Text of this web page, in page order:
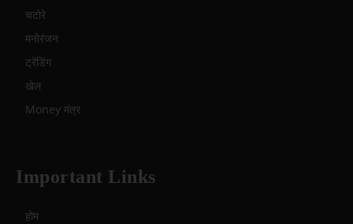
चटोरे
मनोरंजन
ट्रेंडिंग
खेल
Money मंत्र
Important Links
होम